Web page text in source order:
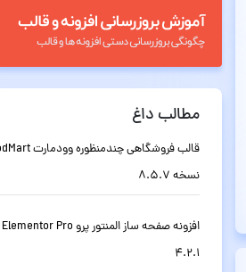
مطالب داغ
نسخه 8.5.7
4.2.1